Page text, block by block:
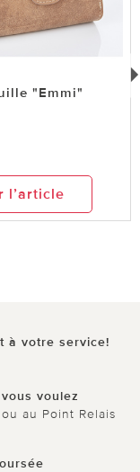
"Emmi"
l’article
à votre service!
voulez
au Point Relais